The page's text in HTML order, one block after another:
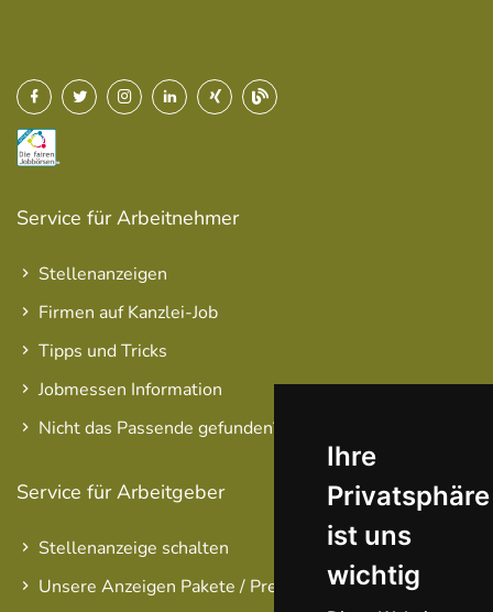
Ihre
Privatsphäre
ist uns
wichtig
Service für Arbeitnehmer
Stellenanzeigen
Firmen auf Kanzlei-Job
Tipps und Tricks
Jobmessen Information
Nicht das Passende gefunden?
Service für Arbeitgeber
Stellenanzeige schalten
Unsere Anzeigen Pakete / Preise